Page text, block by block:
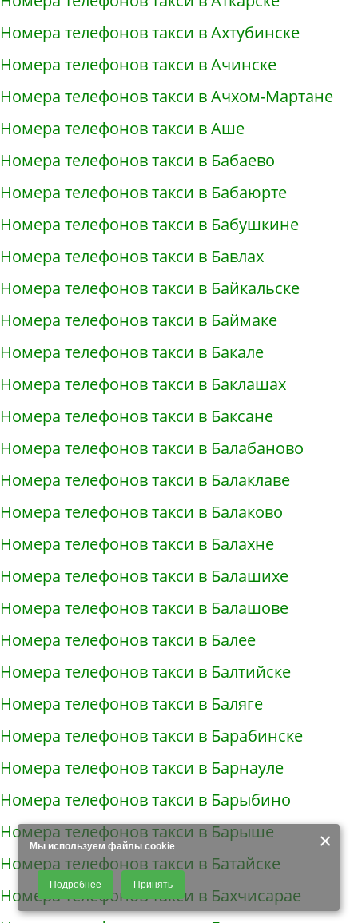
×
Мы используем файлы cookie
Продолжая использовать наш сайт, Вы даете согласие на обработку
файлов - COOKIES, пользовательских данных (файлы-cookies, IP-адрес,
данные об идентификаторе браузера, дата и время осуществления
доступа к сайту, история поисковых запросов) для сбора аналитической и
Подробнее Принять
Номера телефонов такси в Ахтубинске
Номера телефонов такси в Ачинске
Номера телефонов такси в Ачхом-Мартане
Номера телефонов такси в Аше
Номера телефонов такси в Бабаево
Номера телефонов такси в Бабаюрте
Номера телефонов такси в Бабушкине
Номера телефонов такси в Бавлах
Номера телефонов такси в Байкальске
Номера телефонов такси в Баймаке
Номера телефонов такси в Бакале
Номера телефонов такси в Баклашах
Номера телефонов такси в Баксане
Номера телефонов такси в Балабаново
Номера телефонов такси в Балаклаве
Номера телефонов такси в Балаково
Номера телефонов такси в Балахне
Номера телефонов такси в Балашихе
Номера телефонов такси в Балашове
Номера телефонов такси в Балее
Номера телефонов такси в Балтийске
Номера телефонов такси в Баляге
Номера телефонов такси в Барабинске
Номера телефонов такси в Барнауле
Номера телефонов такси в Барыбино
Номера телефонов такси в Барыше
Номера телефонов такси в Батайске
Номера телефонов такси в Бахчисарае